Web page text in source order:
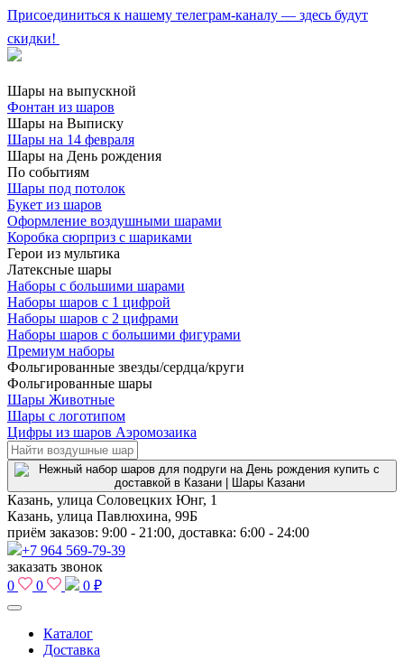
Присоединиться к нашему телеграм-каналу — здесь будут
скидки!
Шары на выпускной
Фонтан из шаров
Шары на Выписку
Шары на 14 февраля
Шары на День рождения
По событиям
Шары под потолок
Букет из шаров
Оформление воздушными шарами
Коробка сюрприз с шариками
Герои из мультика
Латексные шары
Наборы с большими шарами
Наборы шаров с 1 цифрой
Наборы шаров с 2 цифрами
Наборы шаров с большими фигурами
Премиум наборы
Фольгированные звезды/сердца/круги
Фольгированные шары
Шары Животные
Шары с логотипом
Цифры из шаров Аэромозаика
Казань, улица Соловецких Юнг, 1
Казань, улица Павлюхина, 99Б
приём заказов: 9:00 - 21:00, доставка: 6:00 - 24:00
+7 964 569-79-39
заказать звонок
0
0 0 ₽
Каталог
Доставка